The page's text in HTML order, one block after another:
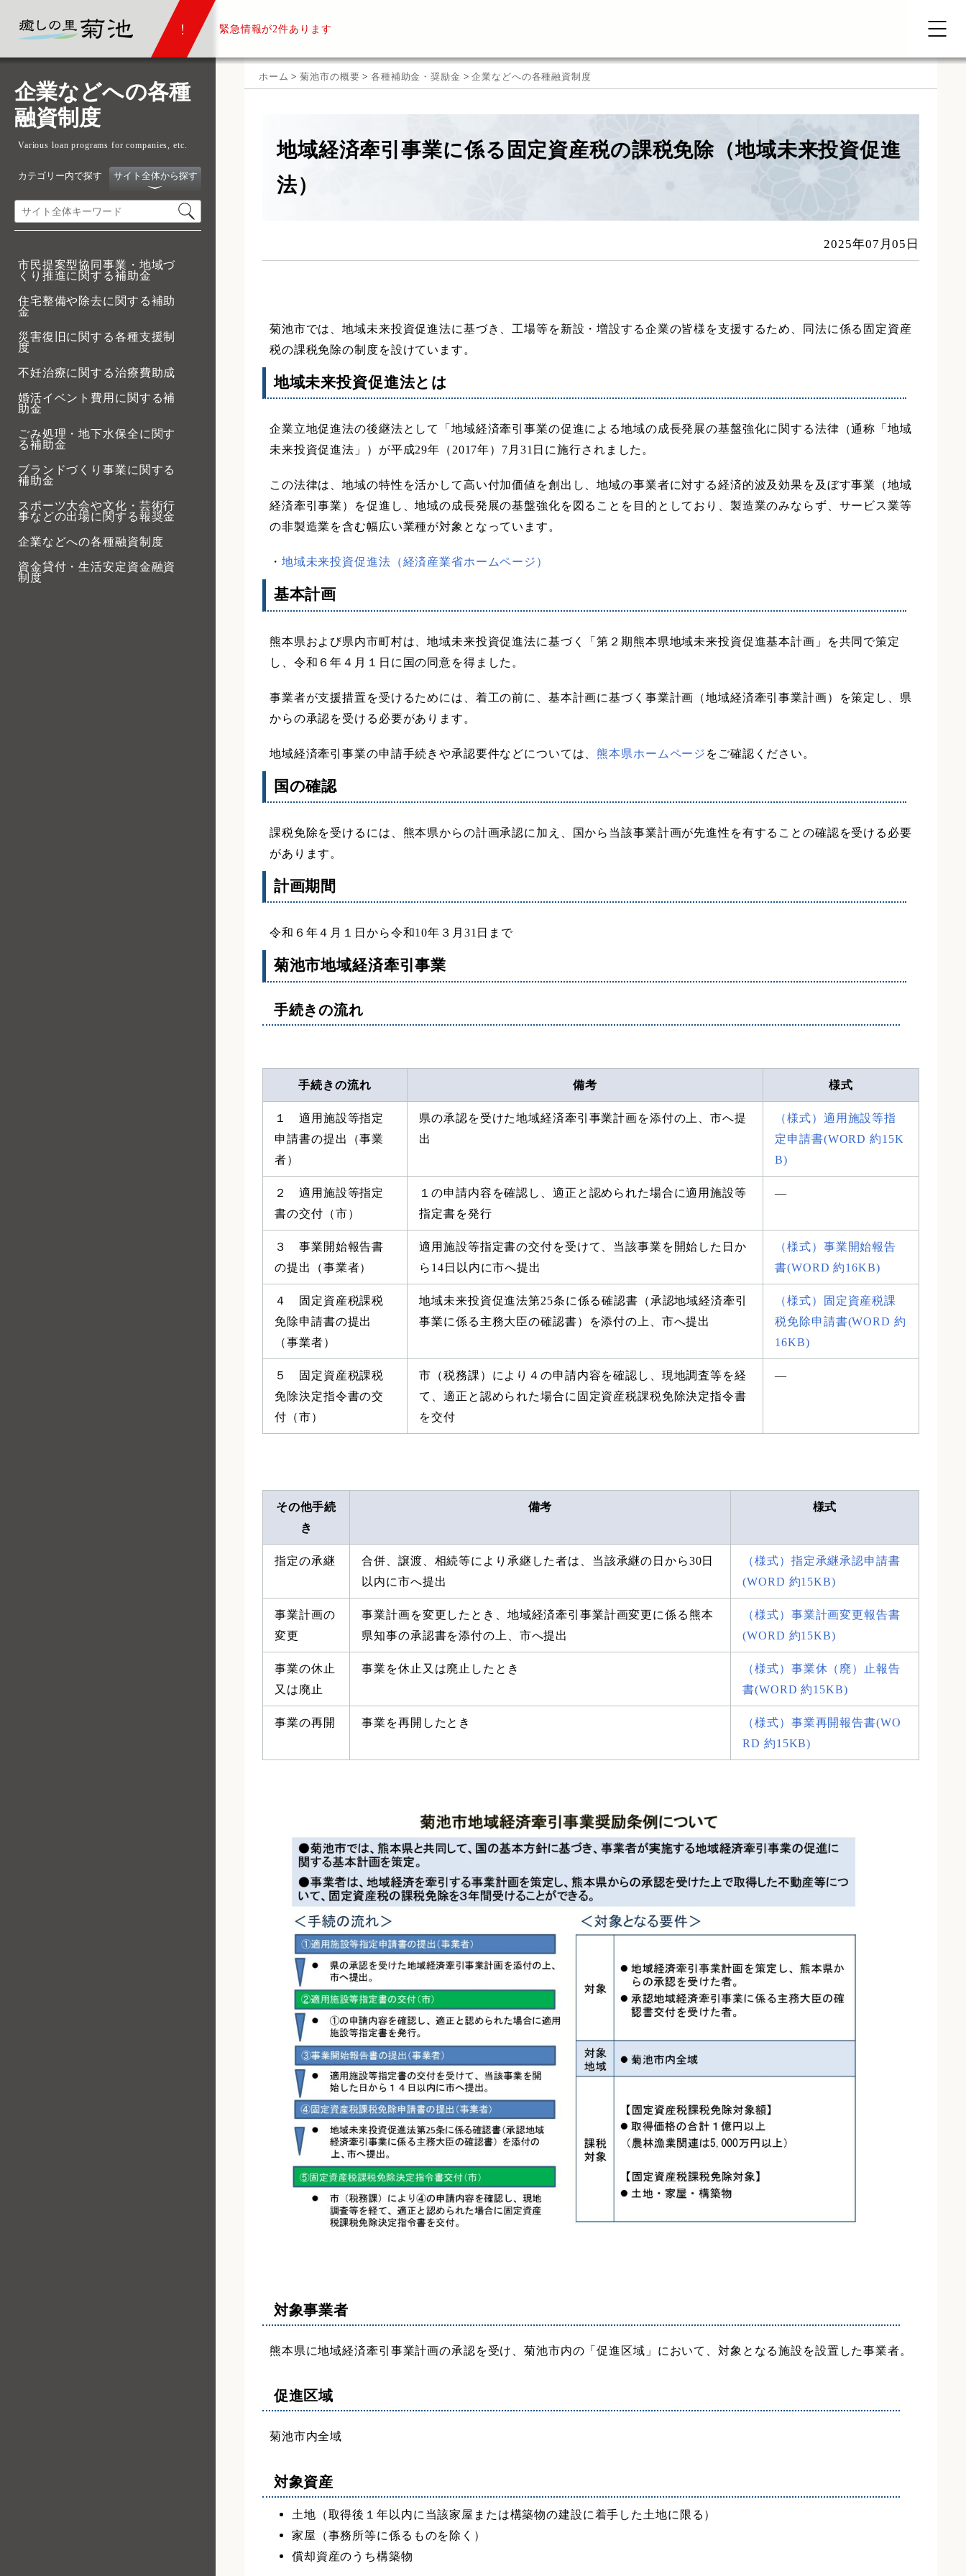
緊急情報が2件あります
企業などへの各種
融資制度
Various loan programs for companies, etc.
カテゴリー内で探す サイト全体から探す
市民提案型協同事業・地域づ
くり推進に関する補助金
住宅整備や除去に関する補助
金
災害復旧に関する各種支援制
度
不妊治療に関する治療費助成
婚活イベント費用に関する補
助金
ごみ処理・地下水保全に関す
る補助金
ブランドづくり事業に関する
補助金
スポーツ大会や文化・芸術行
事などの出場に関する報奨金
企業などへの各種融資制度
資金貸付・生活安定資金融資
制度
ホーム >菊池市の概要 > 各種補助金・奨励金 >企業などへの各種融資制度
地域経済牽引事業に係る固定資産税の課税免除（地域未来投資促進
法）
2025年07月05日
菊池市では、地域未来投資促進法に基づき、工場等を新設・増設する企業の皆様を支援するため、同法に係る固定資産
税の課税免除の制度を設けています。
地域未来投資促進法とは
企業立地促進法の後継法として「地域経済牽引事業の促進による地域の成長発展の基盤強化に関する法律（通称「地域
未来投資促進法」）が平成29年（2017年）7月31日に施行されました。
この法律は、地域の特性を活かして高い付加価値を創出し、地域の事業者に対する経済的波及効果を及ぼす事業（地域
経済牽引事業）を促進し、地域の成長発展の基盤強化を図ることを目的としており、製造業のみならず、サービス業等
の非製造業を含む幅広い業種が対象となっています。
・ 地域未来投資促進法（経済産業省ホームページ）
基本計画
熊本県および県内市町村は、地域未来投資促進法に基づく「第２期熊本県地域未来投資促進基本計画」を共同で策定
し、令和６年４月１日に国の同意を得ました。
事業者が支援措置を受けるためには、着工の前に、基本計画に基づく事業計画（地域経済牽引事業計画）を策定し、県
からの承認を受ける必要があります。
地域経済牽引事業の申請手続きや承認要件などについては、 熊本県ホームページ をご確認ください。
国の確認
課税免除を受けるには、熊本県からの計画承認に加え、国から当該事業計画が先進性を有することの確認を受ける必要
があります。
計画期間
令和６年４月１日から令和10年３月31日まで
菊池市地域経済牽引事業
手続きの流れ
手続きの流れ 備考 様式
１ 適用施設等指定
申請書の提出（事業
者）
県の承認を受けた地域経済牽引事業計画を添付の上、市へ提
出
（様式）適用施設等指
定申請書(WORD 約15K
B)
２ 適用施設等指定
書の交付（市）
１の申請内容を確認し、適正と認められた場合に適用施設等
指定書を発行
―
３ 事業開始報告書
の提出（事業者）
適用施設等指定書の交付を受けて、当該事業を開始した日か
ら14日以内に市へ提出
（様式）事業開始報告
書(WORD 約16KB)
４ 固定資産税課税
免除申請書の提出
（事業者）
地域未来投資促進法第25条に係る確認書（承認地域経済牽引
事業に係る主務大臣の確認書）を添付の上、市へ提出
（様式）固定資産税課
税免除申請書(WORD 約
16KB)
５ 固定資産税課税
免除決定指令書の交
付（市）
市（税務課）により４の申請内容を確認し、現地調査等を経
て、適正と認められた場合に固定資産税課税免除決定指令書
を交付
―
その他手続
き
備考 様式
指定の承継
合併、譲渡、相続等により承継した者は、当該承継の日から30日
以内に市へ提出
（様式）指定承継承認申請書
(WORD 約15KB)
事業計画の
変更
事業計画を変更したとき、地域経済牽引事業計画変更に係る熊本
県知事の承認書を添付の上、市へ提出
（様式）事業計画変更報告書
(WORD 約15KB)
事業の休止
又は廃止
事業を休止又は廃止したとき
（様式）事業休（廃）止報告
書(WORD 約15KB)
事業の再開 事業を再開したとき
（様式）事業再開報告書(WO
RD 約15KB)
対象事業者
熊本県に地域経済牽引事業計画の承認を受け、菊池市内の「促進区域」において、対象となる施設を設置した事業者。
促進区域
菊池市内全域
対象資産
土地（取得後１年以内に当該家屋または構築物の建設に着手した土地に限る）
家屋（事務所等に係るものを除く）
償却資産のうち構築物